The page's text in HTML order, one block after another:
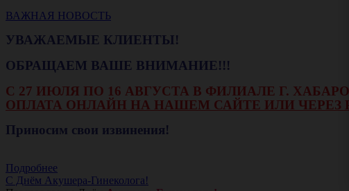
ВАЖНАЯ НОВОСТЬ
УВАЖАЕМЫЕ КЛИЕНТЫ!
ОБРАЩАЕМ ВАШЕ ВНИМАНИЕ!!!
С 27 ИЮЛЯ ПО 16 АВГУСТА В ФИЛИАЛЕ Г.
ОПЛАТА ОНЛАЙН НА НАШЕМ САЙТЕ ИЛИ ЧЕРЕЗ
Приносим свои извинения!
Подробнее
С Днём Акушера-Гинеколога!